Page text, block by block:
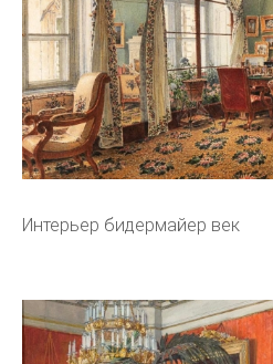
Интерьер бидермайер век